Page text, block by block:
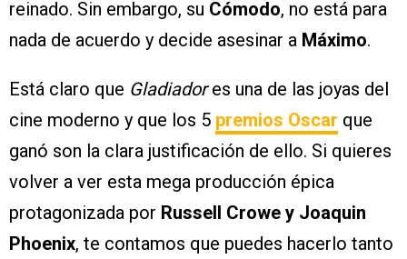
reinado. Sin embargo, su Cómodo, no está para
nada de acuerdo y decide asesinar a Máximo.
Está claro que Gladiadores una de las joyas del
cine moderno y que los 5 premios Oscar que
ganó son la clara justificación de ello. Si quieres
volver a ver esta mega producción épica
protagonizada por Russell Crowe y Joaquin
Phoenix, te contamos que puedes hacerlo tanto